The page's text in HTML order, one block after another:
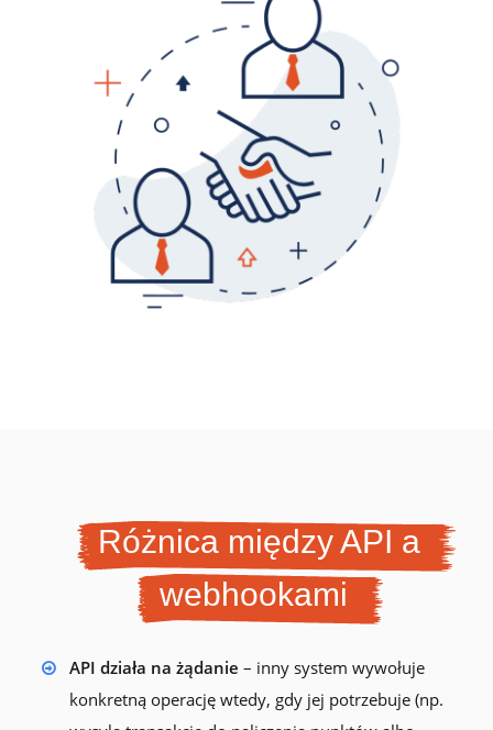
Różnica między API a
webhookami
API działa na żądanie – inny system wywołuje
konkretną operację wtedy, gdy jej potrzebuje (np.